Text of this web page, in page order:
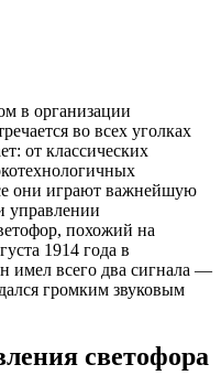
в организации
во всех уголках
от классических
они играют важнейшую
управлении
похожий на
1914 года в
имел всего два сигнала —
громким звуковым
светофора